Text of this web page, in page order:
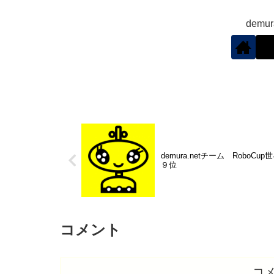
demura.netチーム RoboCup世
９位
コメント